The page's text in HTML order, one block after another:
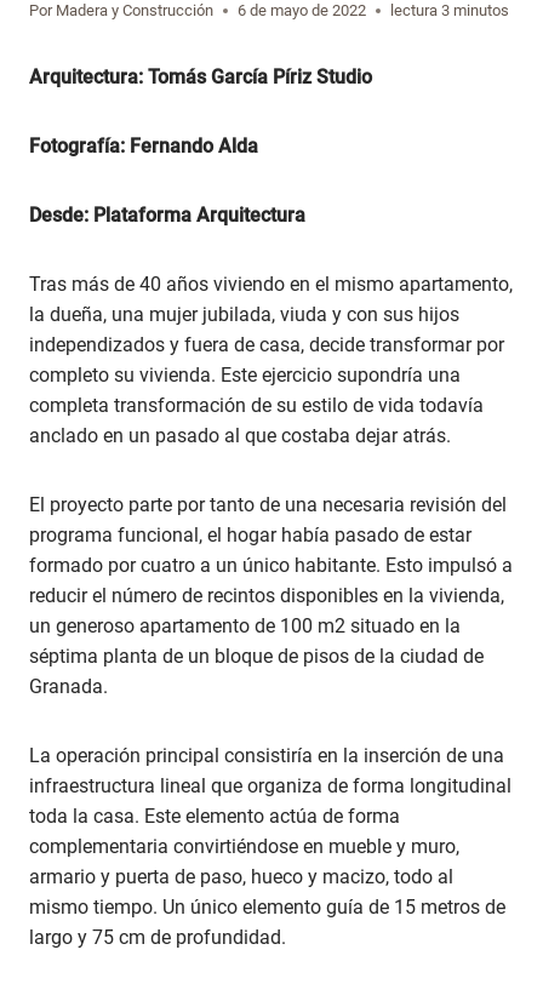
Por Madera y Construcción 6 de mayo de 2022 lectura 3 minutos
Arquitectura: Tomás García Píriz Studio
Fotografía: Fernando Alda
Desde: Plataforma Arquitectura
Tras más de 40 años viviendo en el mismo apartamento,
la dueña, una mujer jubilada, viuda y con sus hijos
independizados y fuera de casa, decide transformar por
completo su vivienda. Este ejercicio supondría una
completa transformación de su estilo de vida todavía
anclado en un pasado al que costaba dejar atrás.
El proyecto parte por tanto de una necesaria revisión del
programa funcional, el hogar había pasado de estar
formado por cuatro a un único habitante. Esto impulsó a
reducir el número de recintos disponibles en la vivienda,
un generoso apartamento de 100 m2 situado en la
séptima planta de un bloque de pisos de la ciudad de
Granada.
La operación principal consistiría en la inserción de una
infraestructura lineal que organiza de forma longitudinal
toda la casa. Este elemento actúa de forma
complementaria convirtiéndose en mueble y muro,
armario y puerta de paso, hueco y macizo, todo al
mismo tiempo. Un único elemento guía de 15 metros de
largo y 75 cm de profundidad.